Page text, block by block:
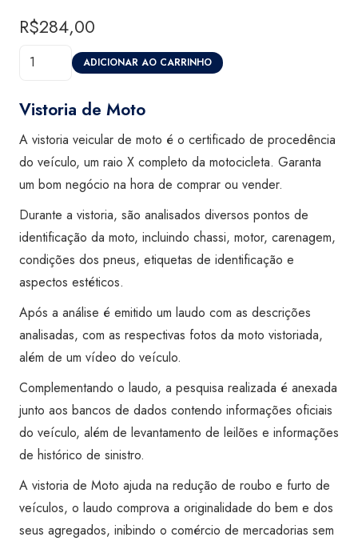
R$284,00
Combo
de
e
Laudo
de
Transferência)
-
Super
Visão
Santo
André
quantidade
ADICIONAR AO CARRINHO
Vistoria de Moto
A vistoria veicular de moto é o certificado de procedência
do veículo, um raio X completo da motocicleta. Garanta
um bom negócio na hora de comprar ou vender.
Durante a vistoria, são analisados diversos pontos de
identificação da moto, incluindo chassi, motor, carenagem,
condições dos pneus, etiquetas de identificação e
aspectos estéticos.
Após a análise é emitido um laudo com as descrições
analisadas, com as respectivas fotos da moto vistoriada,
além de um vídeo do veículo.
Complementando o laudo, a pesquisa realizada é anexada
junto aos bancos de dados contendo informações oficiais
do veículo, além de levantamento de leilões e informações
de histórico de sinistro.
A vistoria de Moto ajuda na redução de roubo e furto de
veículos, o laudo comprova a originalidade do bem e dos
seus agregados, inibindo o comércio de mercadorias sem